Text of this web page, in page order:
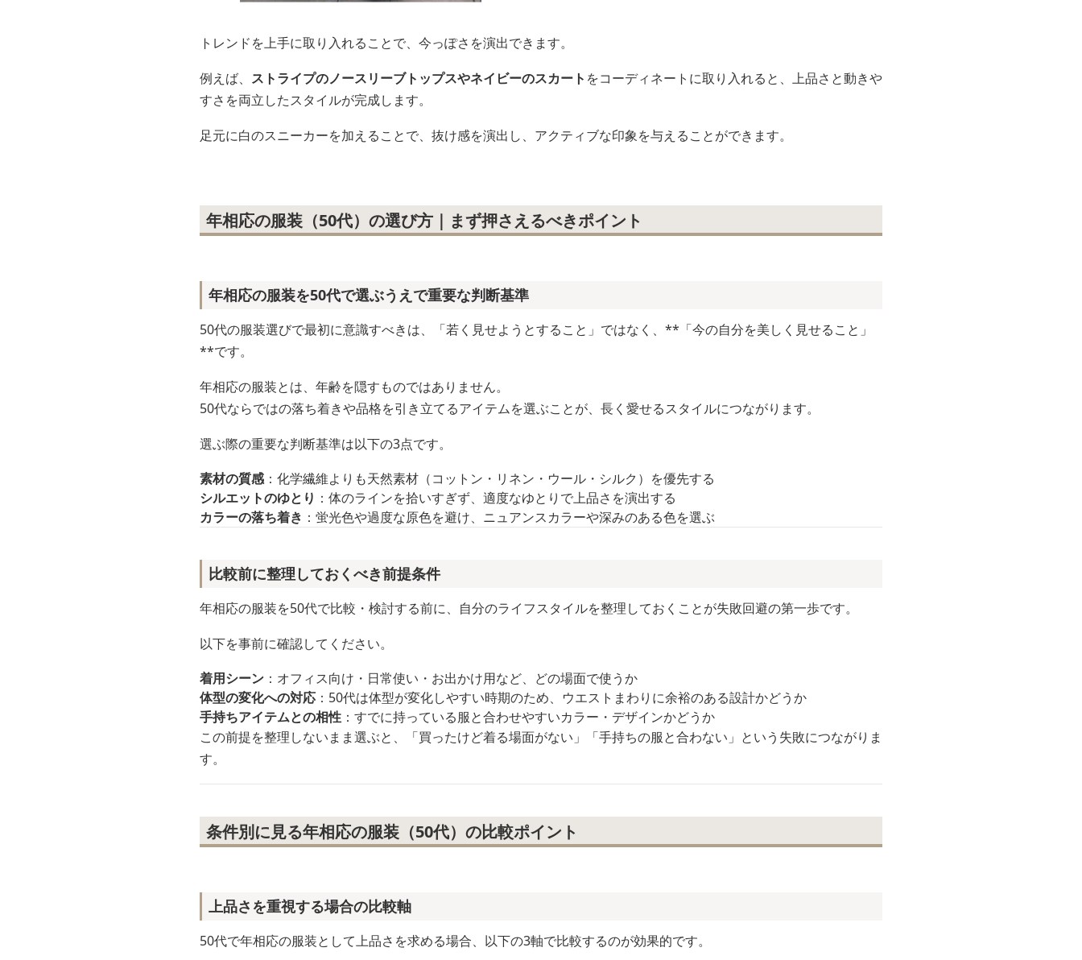
トレンドを上手に取り入れることで、今っぽさを演出できます。
例えば、 ストライプのノースリーブトップスやネイビーのスカート をコーディネートに取り入れると、上品さと動きや
すさを両立したスタイルが完成します。
足元に白のスニーカーを加えることで、抜け感を演出し、アクティブな印象を与えることができます。
年相応の服装（50代）の選び方｜まず押さえるべきポイント
年相応の服装を50代で選ぶうえで重要な判断基準
50代の服装選びで最初に意識すべきは、「若く見せようとすること」ではなく、**「今の自分を美しく見せること」
**です。
年相応の服装とは、年齢を隠すものではありません。
50代ならではの落ち着きや品格を引き立てるアイテムを選ぶことが、長く愛せるスタイルにつながります。
選ぶ際の重要な判断基準は以下の3点です。
素材の質感：化学繊維よりも天然素材（コットン・リネン・ウール・シルク）を優先する
シルエットのゆとり ：体のラインを拾いすぎず、適度なゆとりで上品さを演出する
カラーの落ち着き ：蛍光色や過度な原色を避け、ニュアンスカラーや深みのある色を選ぶ
比較前に整理しておくべき前提条件
年相応の服装を50代で比較・検討する前に、自分のライフスタイルを整理しておくことが失敗回避の第一歩です。
以下を事前に確認してください。
着用シーン ：オフィス向け・日常使い・お出かけ用など、どの場面で使うか
体型の変化への対応 ：50代は体型が変化しやすい時期のため、ウエストまわりに余裕のある設計かどうか
手持ちアイテムとの相性 ：すでに持っている服と合わせやすいカラー・デザインかどうか
この前提を整理しないまま選ぶと、「買ったけど着る場面がない」「手持ちの服と合わない」という失敗につながりま
す。
条件別に見る年相応の服装（50代）の比較ポイント
上品さを重視する場合の比較軸
50代で年相応の服装として上品さを求める場合、以下の3軸で比較するのが効果的です。